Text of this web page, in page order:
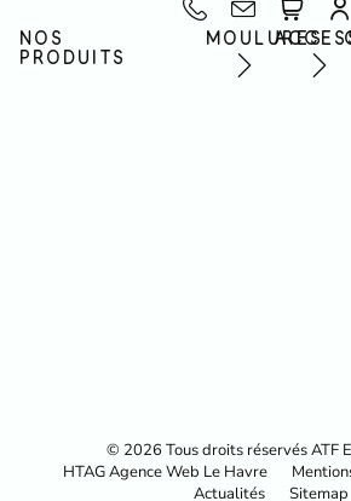
NOS
PRODUITS
MOULURES
© 2026 Tous droits réservés ATF
HTAG Agence Web Le Havre
Actualités
Sitemap